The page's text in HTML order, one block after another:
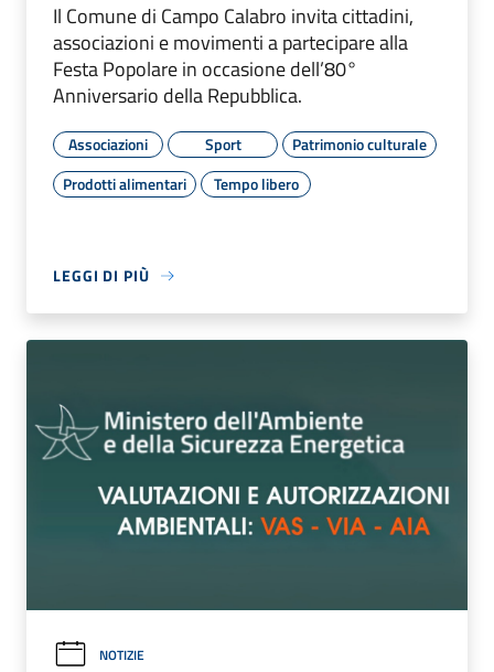
Il Comune di Campo Calabro invita cittadini,
associazioni e movimenti a partecipare alla
Festa Popolare in occasione dell’80°
Anniversario della Repubblica.
Associazioni Sport
Patrimonio culturale
Prodotti alimentari
Tempo libero
LEGGI DI PIÙ
NOTIZIE